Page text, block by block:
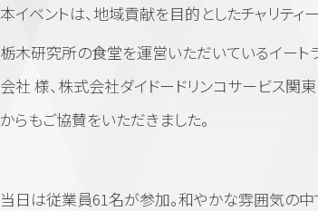
本イベントは、地域貢献を目的としたチャリティ
栃木研究所の食堂を運営いただいているイート
会社 様、 株式会社ダイドードリンコサービス関東
からもご協賛をいただきました。
当日は従業員61名が参加。和やかな雰囲気の中